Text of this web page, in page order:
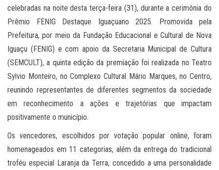
celebradas na noite desta terça-feira (31), durante a cerimônia do
Prêmio FENIG Destaque Iguaçuano 2025. Promovida pela
Prefeitura, por meio da Fundação Educacional e Cultural de Nova
Iguaçu (FENIG) e com apoio da Secretaria Municipal de Cultura
(SEMCULT), a quinta edição da premiação foi realizada no Teatro
Sylvio Monteiro, no Complexo Cultural Mário Marques, no Centro,
reunindo representantes de diferentes segmentos da sociedade
em reconhecimento a ações e trajetórias que impactam
positivamente o município.
Os vencedores, escolhidos por votação popular online, foram
homenageados em 11 categorias, além da entrega do tradicional
troféu especial Laranja da Terra, concedido a uma personalidade